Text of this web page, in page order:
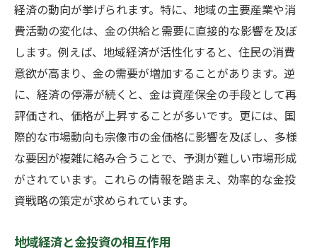
経済の動向が挙げられます。特に、地域の主要産業や消
費活動の変化は、金の供給と需要に直接的な影響を及ぼ
します。例えば、地域経済が活性化すると、住民の消費
意欲が高まり、金の需要が増加することがあります。逆
に、経済の停滞が続くと、金は資産保全の手段として再
評価され、価格が上昇することが多いです。更には、国
際的な市場動向も宗像市の金価格に影響を及ぼし、多様
な要因が複雑に絡み合うことで、予測が難しい市場形成
がされています。これらの情報を踏まえ、効率的な金投
資戦略の策定が求められています。
地域経済と金投資の相互作用